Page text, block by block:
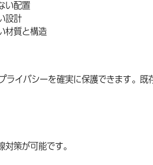
い配置
設計
材質と構造
ライバシーを確実に保護できます。
策が可能です。